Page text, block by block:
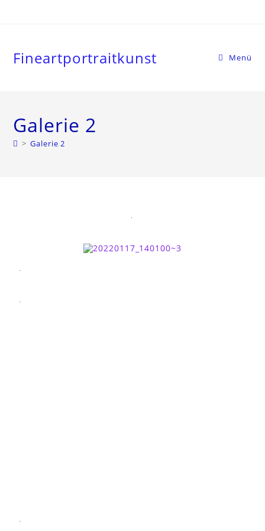
Fineartportraitkunst Menü
Galerie 2
> Galerie 2
.
.
.